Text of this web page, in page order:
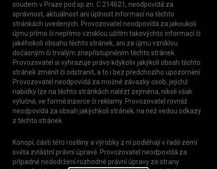
soudem v Praze pod sp.zn. C 214621, neodpovídá za
správnost, aktuálnost ani úplnost informací na těchto
stránkách uvedených. Provozovatel neodpovídá za jakoukoli
újmu přímo či nepřímo vzniklou užitím takovýchto informací či
jakéhokoli obsahu těchto stránek, ani za újmu vzniklou
dočasným či trvalým znepřístupněním těchto stránek.
Provozovatel si vyhrazuje právo kdykoliv jakýkoli obsah těchto
stránek změnit či odstranit, a to i bez předchozího upozornění.
Provozovatel neodpovídá za možné závazky osob, jejichž
nabídky lze na těchto stránkách nalézt zejména, nikoli však
výlučně, ve formě inzerce či reklamy. Provozovatel rovněž
neodpovídá za obsah jakýchkoli stránek, na než vedou odkazy
z těchto stránek.
Konopí, části této rostliny a výrobky z ní podléhají v řadě zemí
světa zvláštní právní úpravě. Provozovatel neodpovídá za
případné nedodržení rozhodné právní úpravy ze strany